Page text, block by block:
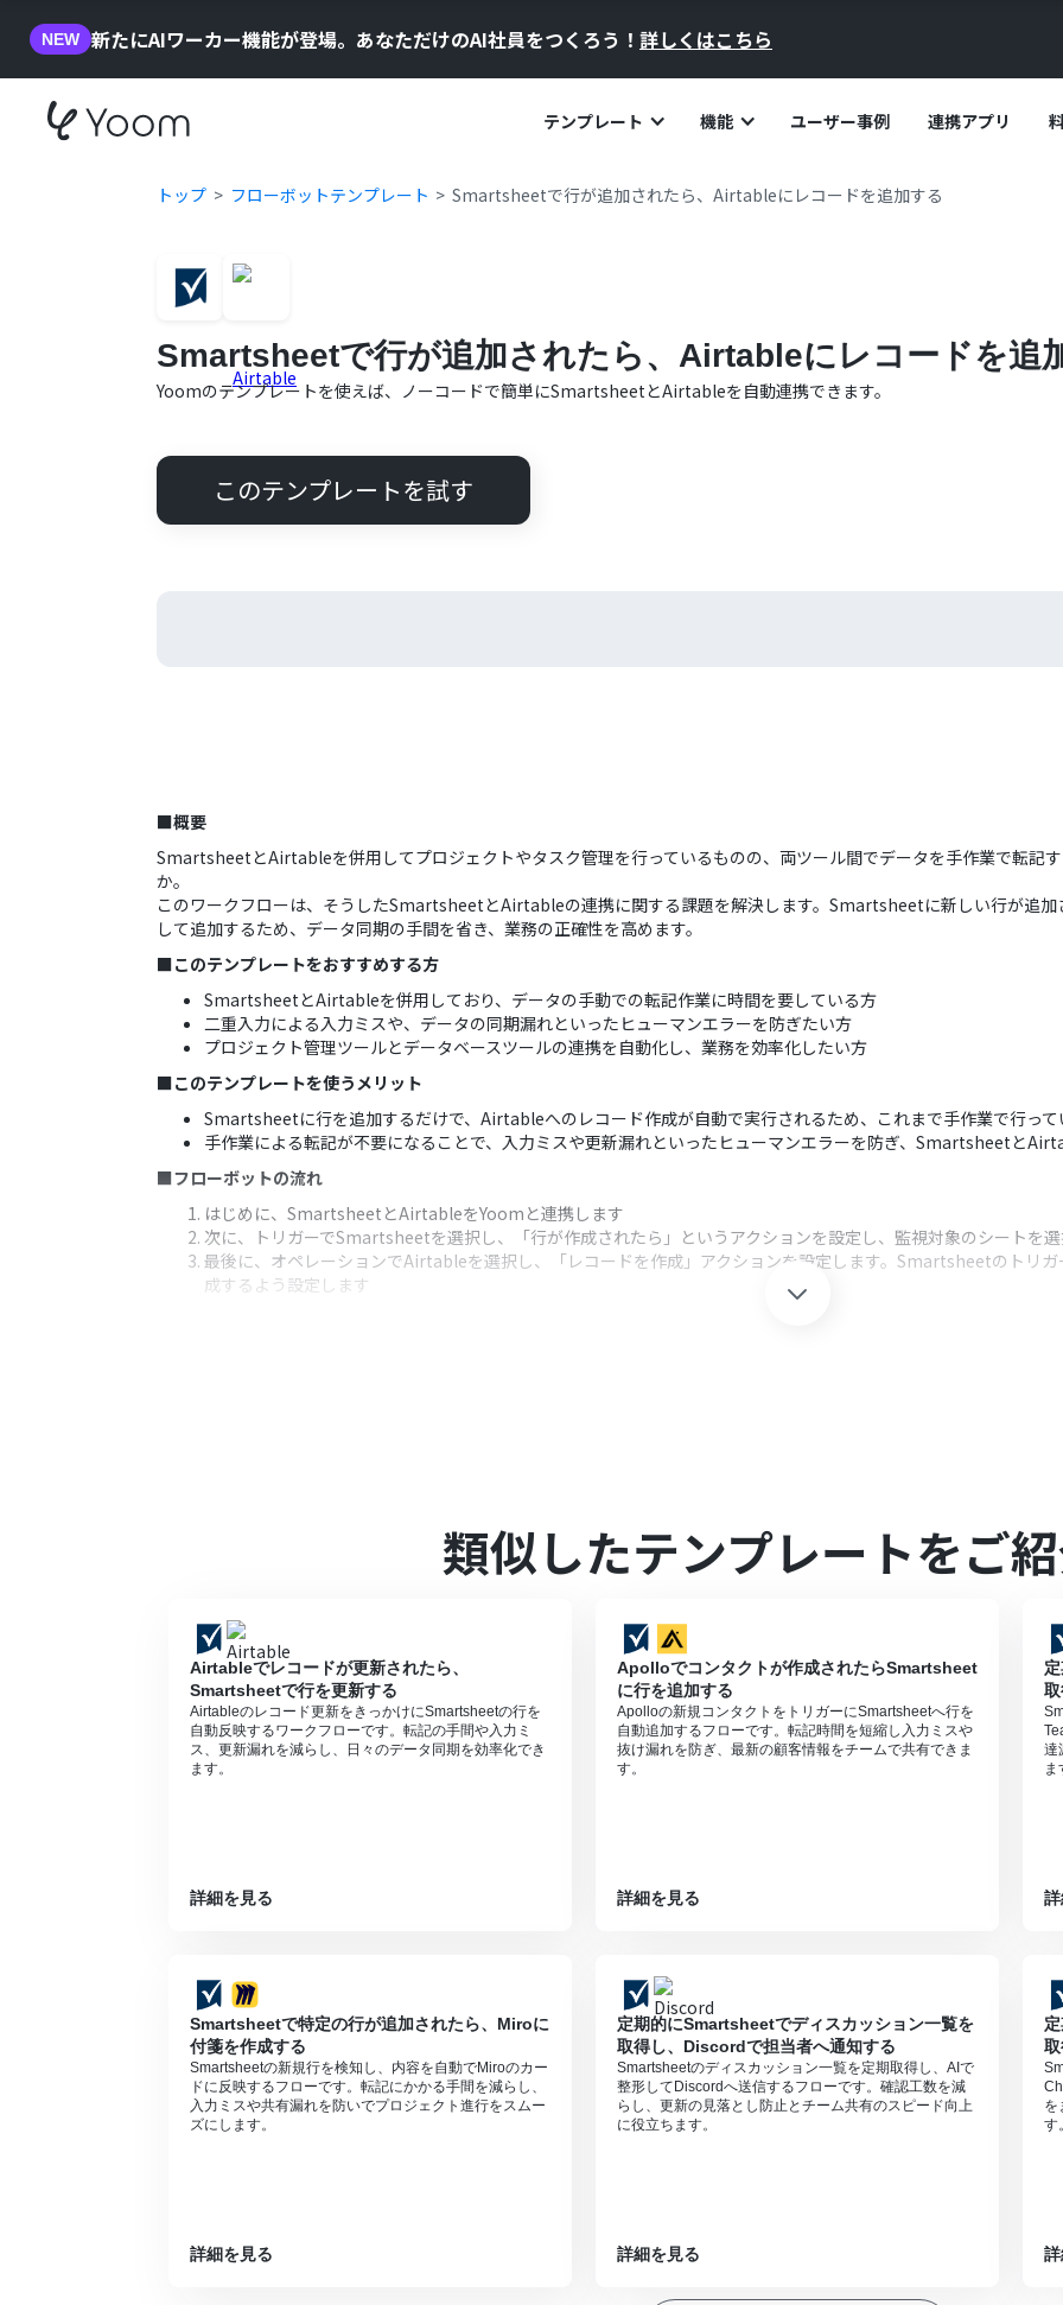
NEW 新たにAIワーカー機能が登場。あなただけのAI社員をつくろう！ 詳しくはこちら
テンプレート 機能 ユーザー事例 連携アプリ
トップ フローボットテンプレート Smartsheetで行が追加されたら、Airtableにレコードを追加する
Smartsheetで行が追加されたら、Airtableにレコードを追
Yoomのテンプレートを使えば、ノーコードで簡単にSmartsheetとAirtableを自動連携できます。
このテンプレートを試す
■概要
SmartsheetとAirtableを併用してプロジェクトやタスク管理を行っているものの、両ツール間でデータを手作業で転記
か。
このワークフローは、そうしたSmartsheetとAirtableの連携に関する課題を解決します。Smartsheetに新しい行が追
して追加するため、データ同期の手間を省き、業務の正確性を高めます。
■このテンプレートをおすすめする方
SmartsheetとAirtableを併用しており、データの手動での転記作業に時間を要している方
二重入力による入力ミスや、データの同期漏れといったヒューマンエラーを防ぎたい方
プロジェクト管理ツールとデータベースツールの連携を自動化し、業務を効率化したい方
■このテンプレートを使うメリット
Smartsheetに行を追加するだけで、Airtableへのレコード作成が自動で実行されるため、これまで手作業で行っ
手作業による転記が不要になることで、入力ミスや更新漏れといったヒューマンエラーを防ぎ、Smartsheetと
■フローボットの流れ
はじめに、SmartsheetとAirtableをYoomと連携します
次に、トリガーでSmartsheetを選択し、「行が作成されたら」というアクションを設定し、監視対象のシートを
最後に、オペレーションでAirtableを選択し、「レコードを作成」アクションを設定します。Smartsheetのトリ
成するよう設定します
トリガーは5分、10分、15分、30分、60分の間隔で起動間隔を選択できます。
プランによって最短の起動間隔が異なりますので、ご注意ください。
類似したテンプレートをご
Airtableでレコードが更新されたら、
Smartsheetで行を更新する
Airtableのレコード更新をきっかけにSmartsheetの行を
自動反映するワークフローです。転記の手間や入力ミ
ス、更新漏れを減らし、日々のデータ同期を効率化でき
ます。
詳細を見る
Apolloでコンタクトが作成されたらSmartsheet
に行を追加する
Apolloの新規コンタクトをトリガーにSmartsheetへ行を
自動追加するフローです。転記時間を短縮し入力ミスや
抜け漏れを防ぎ、最新の顧客情報をチームで共有できま
す。
詳細を見る
達
ま
Smartsheetで特定の行が追加されたら、Miroに
付箋を作成する
Smartsheetの新規行を検知し、内容を自動でMiroのカー
ドに反映するフローです。転記にかかる手間を減らし、
入力ミスや共有漏れを防いでプロジェクト進行をスムー
ズにします。
詳細を見る
定期的にSmartsheetでディスカッション一覧を
取得し、Discordで担当者へ通知する
Smartsheetのディスカッション一覧を定期取得し、AIで
整形してDiscordへ送信するフローです。確認工数を減
らし、更新の見落とし防止とチーム共有のスピード向上
に役立ちます。
詳細を見る
を
す